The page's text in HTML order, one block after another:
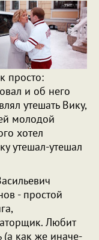
просто:
и об него
утешать Вику,
молодой
хотел
утешал-утешал
- простой
Любит
(а как же иначе-